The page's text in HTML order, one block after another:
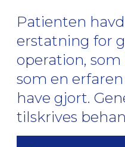
Patienten
erstatning for
operation,
som en
have gjort.
tilskrives